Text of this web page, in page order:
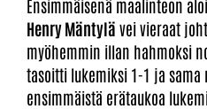
Ensimmäisenä maalinteon
Henry Mäntylä vei vieraat
myöhemmin illan hahmoksi
tasoitti lukemiksi 1-1 ja sama
ensimmäistä erätaukoa